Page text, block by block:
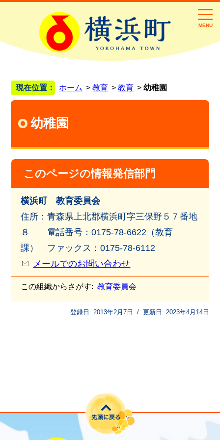
MENU
現在位置： ホーム 教育 教育 幼稚園
幼稚園
このページの情報発信部門
横浜町 教育委員会
住所：青森県上北郡横浜町字三保野５７番地
８ 電話番号：0175-78-6622（教育
課） ファックス：0175-78-6112
メールでのお問い合わせ
この組織からさがす:教育委員会
登録日: 2013年2月7日 / 更新日: 2023年4月14日